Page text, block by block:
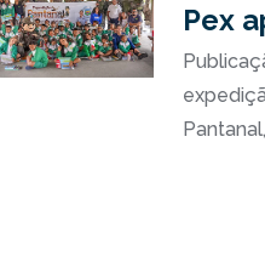
Pex